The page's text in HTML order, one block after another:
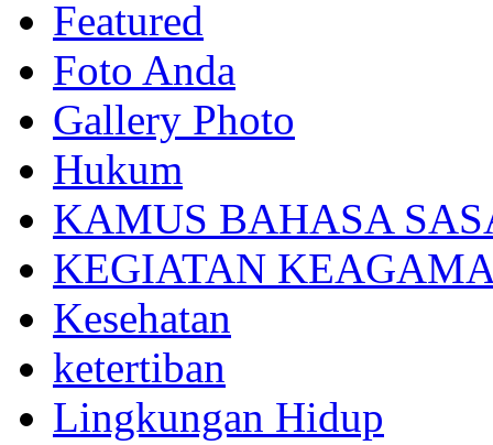
Featured
Foto Anda
Gallery Photo
Hukum
KAMUS BAHASA
KEGIATAN
Kesehatan
ketertiban
Lingkungan Hidup